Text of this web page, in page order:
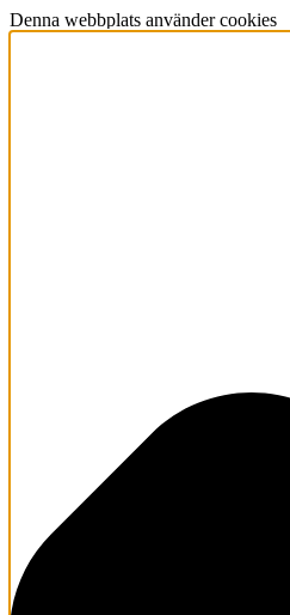
Denna webbplats använder cookies